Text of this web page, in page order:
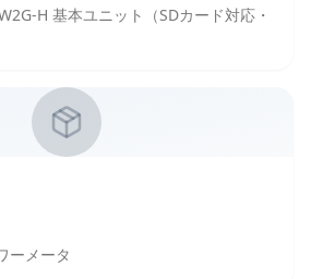
H 基本ユニット（SDカード対応・
ーメータ